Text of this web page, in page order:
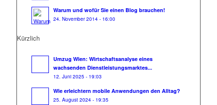
Warum und wofür Sie einen Blog brauchen!
24. November 2014 - 16:00
Kürzlich
Umzug Wien: Wirtschaftsanalyse eines
wachsenden Dienstleistungsmarktes...
12. Juni 2025 - 19:03
Wie erleichtern mobile Anwendungen den Alltag?
25. August 2024 - 19:35